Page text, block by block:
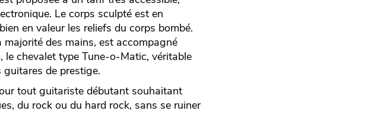
Le corps sculpté est en
en valeur les reliefs du corps bombé.
des mains, est accompagné
chevalet type Tune-o-Matic, véritable
de prestige.
tout guitariste débutant souhaitant
du rock ou du hard rock, sans se ruiner